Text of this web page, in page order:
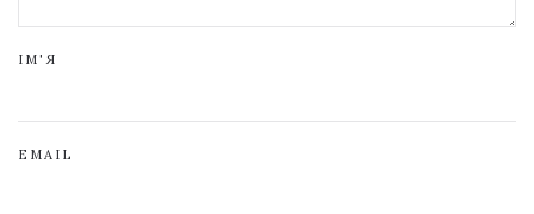
ІМ'Я
EMAIL